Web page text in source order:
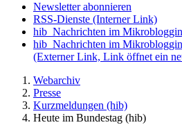
Newsletter abonnieren
RSS-Dienste (Interner Link)
hib_Nachrichten im
hib_Nachrichten im
(Externer Link, Link öffnet ein
Webarchiv
Presse
Kurzmeldungen (hib)
Heute im Bundestag (hib)